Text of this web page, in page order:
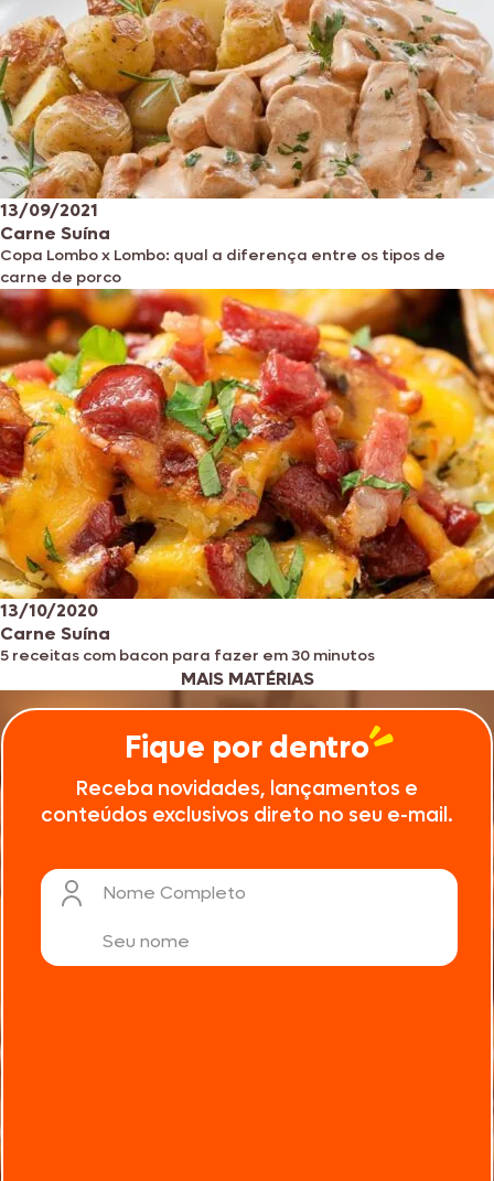
13/09/2021
Carne Suína
Copa Lombo x Lombo: qual a diferença entre os tipos de
carne de porco
13/10/2020
Carne Suína
5 receitas com bacon para fazer em 30 minutos
MAIS MATÉRIAS
Fique por dentro
Receba novidades, lançamentos e
conteúdos exclusivos direto no seu e-mail.
Nome Completo